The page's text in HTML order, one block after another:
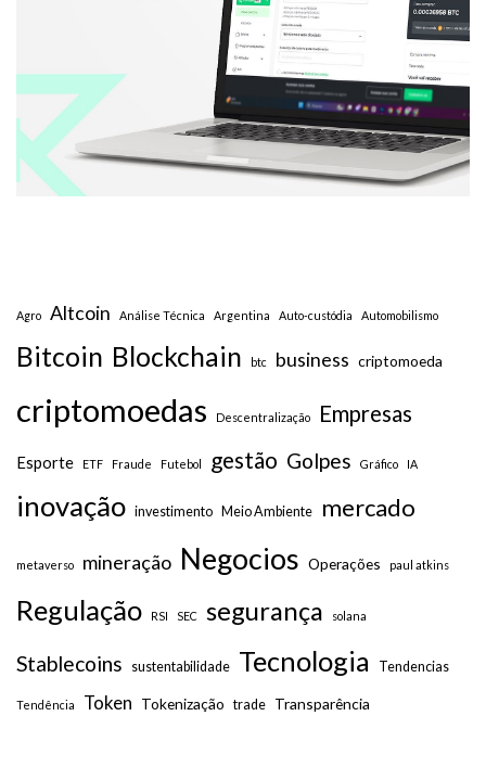
Agro Altcoin Análise Técnica Argentina Auto-custódia Automobilismo
Bitcoin Blockchain btc business criptomoeda
criptomoedas Descentralização Empresas
Esporte ETF Fraude Futebol gestão Golpes Gráfico IA
inovação investimento Meio Ambiente mercado
metaverso mineração Negocios Operações paul atkins
Regulação RSI SEC segurança solana
Stablecoins sustentabilidade Tecnologia Tendencias
Tendência Token Tokenização trade Transparência